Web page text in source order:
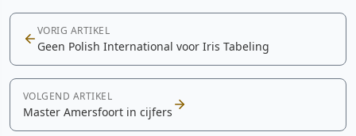
VORIG ARTIKEL
Geen Polish International voor Iris Tabeling
VOLGEND ARTIKEL
Master Amersfoort in cijfers